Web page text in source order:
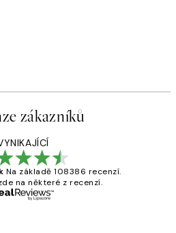
zákazníků
Na základě 108386 recenzí.
na některé z recenzí.